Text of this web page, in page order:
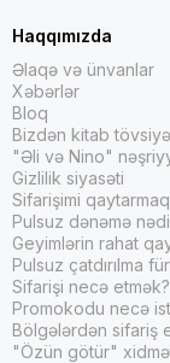
Haqqımızda
Əlaqə və ünvanlar
Xəbərlər
Bloq
Bizdən kitab
"Əli və Nino"
Gizlilik siyasəti
Sifarişimi
Pulsuz dənəmə
Geyimlərin rahat
Pulsuz çatdırılma
Sifarişi necə etmək?
Promokodu necə
Bölgələrdən sifariş
"Özün götür"